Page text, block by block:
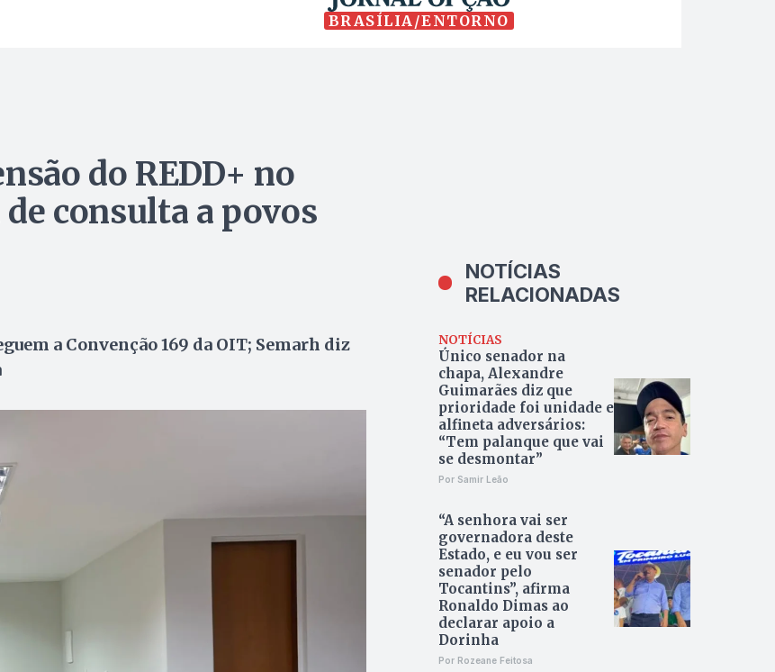
BRASÍLIA/ENTORNO
do REDD+ no
consulta a povos
a Convenção 169 da OIT; Semarh diz
NOTÍCIAS
RELACIONADAS
NOTÍCIAS
Único senador na
chapa, Alexandre
Guimarães diz que
prioridade foi unidade e
alfineta adversários:
“Tem palanque que vai
se desmontar”
Por Samir Leão
“A senhora vai ser
governadora deste
Estado, e eu vou ser
senador pelo
Tocantins”, afirma
Ronaldo Dimas ao
declarar apoio a
Dorinha
Por Rozeane Feitosa